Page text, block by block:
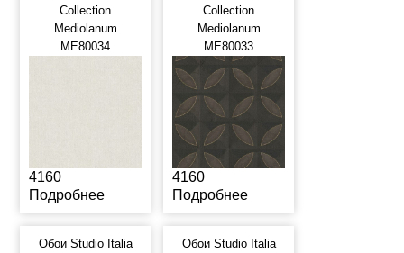
Collection
Mediolanum
ME80034
4160
Подробнее
Collection
Mediolanum
ME80033
4160
Подробнее
Обои Studio Italia
Обои Studio Italia